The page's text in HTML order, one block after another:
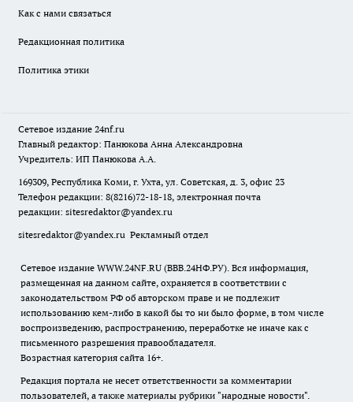
Как с нами связаться
Редакционная политика
Политика этики
Сетевое издание 24nf.ru
Главный редактор: Панюкова Анна Александровна
Учредитель: ИП Панюкова А.А.
169309, Республика Коми, г. Ухта, ул. Советская, д. 3, офис 23
Телефон редакции: 8(8216)72-18-18, электронная почта
редакции: sitesredaktor@yandex.ru
sitesredaktor@yandex.ru Рекламный отдел
Сетевое издание WWW.24NF.RU (ВВВ.24НФ.РУ). Вся информация,
размещенная на данном сайте, охраняется в соответствии с
законодательством РФ об авторском праве и не подлежит
использованию кем-либо в какой бы то ни было форме, в том числе
воспроизведению, распространению, переработке не иначе как с
письменного разрешения правообладателя.
Возрастная категория сайта 16+.
Редакция портала не несет ответственности за комментарии
пользователей, а также материалы рубрики "народные новости".